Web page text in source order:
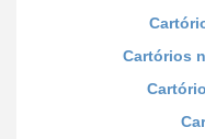
Cartórios